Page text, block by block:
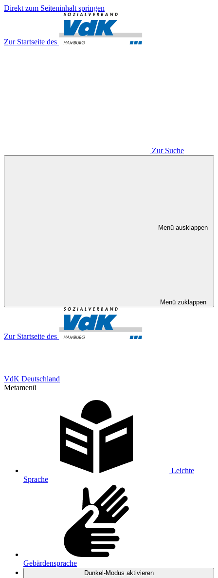
Direkt zum Seiteninhalt springen
Zur Startseite des
Zur Suche
Menü ausklappen
Menü zuklappen
Zur Startseite des
VdK Deutschland
Metamenü
Leichte
Sprache
Gebärdensprache
Dunkel-Modus aktivieren